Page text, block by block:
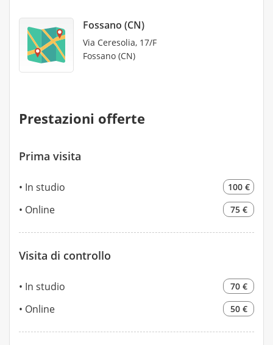
Fossano (CN)
Via Ceresolia, 17/F
Fossano (CN)
Prestazioni offerte
Prima visita
In studio 100 €
Online 75 €
Visita di controllo
In studio 70 €
Online 50 €